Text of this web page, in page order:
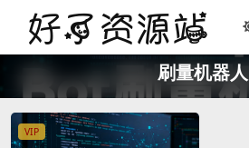
刷量机器人
VIP